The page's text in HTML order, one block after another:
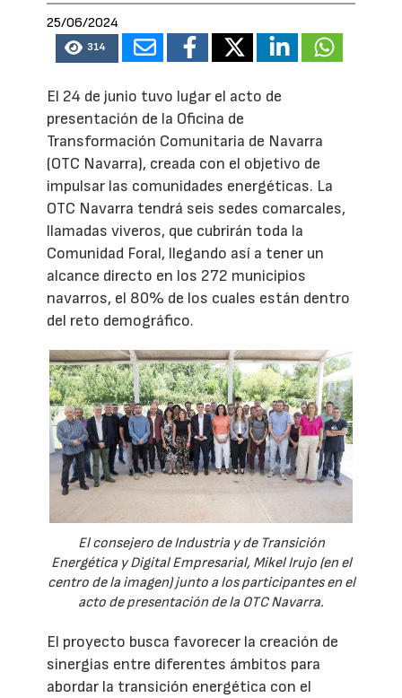
25/06/2024
314
El 24 de junio tuvo lugar el acto de
presentación de la Oficina de
Transformación Comunitaria de Navarra
(OTC Navarra), creada con el objetivo de
impulsar las comunidades energéticas. La
OTC Navarra tendrá seis sedes comarcales,
llamadas viveros, que cubrirán toda la
Comunidad Foral, llegando así a tener un
alcance directo en los 272 municipios
navarros, el 80% de los cuales están dentro
del reto demográfico.
El consejero de Industria y de Transición
Energética y Digital Empresarial, Mikel Irujo (en el
centro de la imagen) junto a los participantes en el
acto de presentación de la OTC Navarra.
El proyecto busca favorecer la creación de
sinergias entre diferentes ámbitos para
abordar la transición energética con el